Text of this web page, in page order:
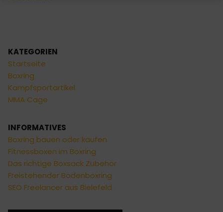
KATEGORIEN
Startseite
Boxring
Kampfsportartikel
MMA Cage
INFORMATIVES
Boxring bauen oder kaufen
Fitnessboxen im Boxring
Das richtige Boxsack Zubehör
Freistehender Bodenboxring
SEO Freelancer aus Bielefeld